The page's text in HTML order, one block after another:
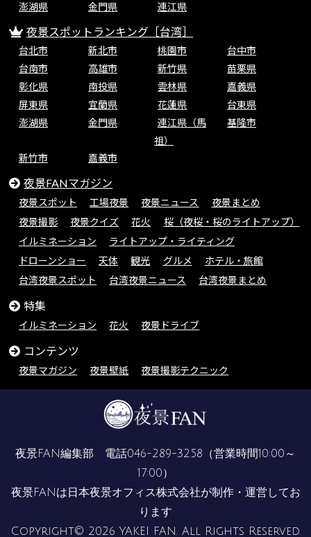
澎湖県
金門県 連江県
夜景スポットランキング［台湾］
台北市 新北市 桃園市
台中市
台南市
高雄市 新竹県
苗栗県
彰化県
南投県 雲林県
嘉義県
屏東県
宜蘭県 花蓮県
台東県
澎湖県
金門県
連江県（馬
祖）
基隆市
新竹市 嘉義市
夜景FANマガジン
夜景スポット 工場夜景 夜景ニュース
夜景まとめ
夜景撮影
夜景クイズ 花火
桜（夜桜・桜のライトアップ）
イルミネーション
ライトアップ・ライティング
ドローンショー
天体 観光 グルメ
ホテル・旅館
台湾夜景スポット
台湾夜景ニュース 台湾夜景まとめ
特集
イルミネーション 花火 夜景ドライブ
コンテンツ
夜景マガジン 夜景壁紙 夜景撮影テクニック
夜景FAN編集部 電話046-289-3258 （営業時間10:00～
17:00）
夜景FANは 日本夜景オフィス株式会社が制作・運営してお
ります
Copyright© 2026 YAKEI FAN. All Rights Reserved.